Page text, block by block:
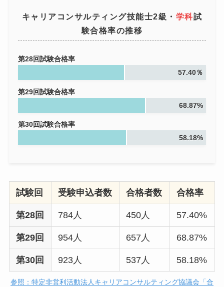
キャリアコンサルティング技能士2級・ 学科試
験合格率の推移
第28回試験合格率
57.40％
第29回試験合格率
68.87%
第30回試験合格率
58.18%
試験回 受験申込者数 合格者数 合格率
第28回 784人 450人 57.40%
第29回 954人 657人 68.87%
第30回 923人 537人 58.18%
参照：特定非営利活動法人キャリアコンサルティング協議会「合